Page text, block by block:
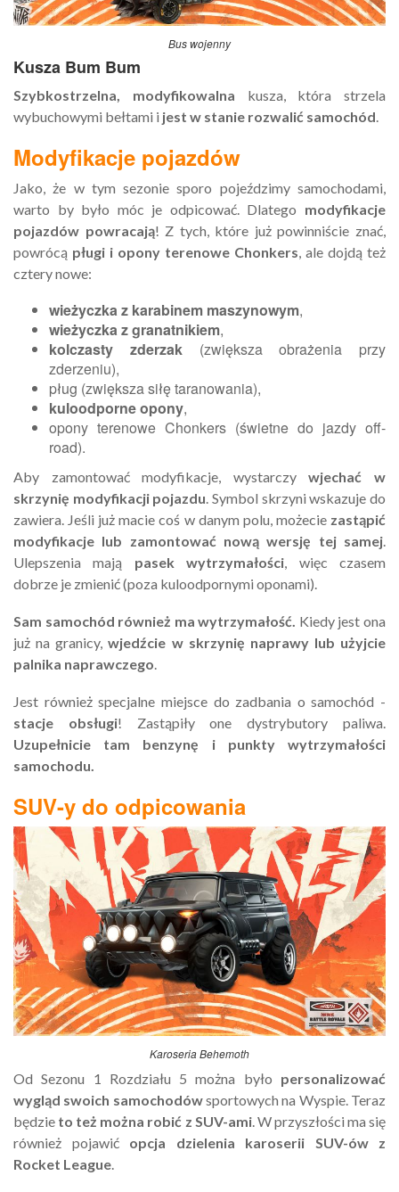
Bus wojenny
Kusza Bum Bum
Szybkostrzelna, modyfikowalna kusza, która strzela
wybuchowymi bełtami i jest w stanie rozwalić samochód.
Modyfikacje pojazdów
Jako, że w tym sezonie sporo pojeździmy samochodami,
warto by było móc je odpicować. Dlatego modyfikacje
pojazdów powracają! Z tych, które już powinniście znać,
powrócą pługi i opony terenowe Chonkers, ale dojdą też
cztery nowe:
wieżyczka z karabinem maszynowym,
wieżyczka z granatnikiem,
kolczasty zderzak (zwiększa obrażenia przy
zderzeniu),
pług (zwiększa siłę taranowania),
kuloodporne opony,
opony terenowe Chonkers (świetne do jazdy off-
road).
Aby zamontować modyfikacje, wystarczywjechać w
skrzynię modyfikacji pojazdu. Symbol skrzyni wskazuje do
zawiera. Jeśli już macie coś w danym polu, możecie zastąpić
modyfikacje lub zamontować nową wersję tej samej.
Ulepszenia mają pasek wytrzymałości, więc czasem
dobrze je zmienić (poza kuloodpornymi oponami).
Sam samochód również ma wytrzymałość. Kiedy jest ona
już na granicy,wjedźcie w skrzynię naprawy lub użyjcie
palnika naprawczego.
Jest również specjalne miejsce do zadbania o samochód -
stacje obsługi! Zastąpiły one dystrybutory paliwa.
Uzupełnicie tam benzynę i punkty wytrzymałości
samochodu.
SUV-y do odpicowania
Karoseria Behemoth
Od Sezonu 1 Rozdziału 5 można było personalizować
wygląd swoich samochodówsportowych na Wyspie. Teraz
będzie to też można robić z SUV-ami. W przyszłości ma się
również pojawić opcja dzielenia karoserii SUV-ów z
Rocket League.